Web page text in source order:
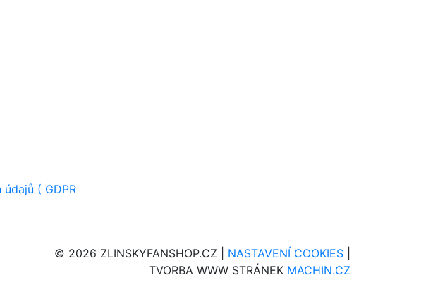
( GDPR
© 2026 ZLINSKYFANSHOP.CZ | NASTAVENÍ COOKIES
TVORBA WWW STRÁNEK MACHIN.CZ